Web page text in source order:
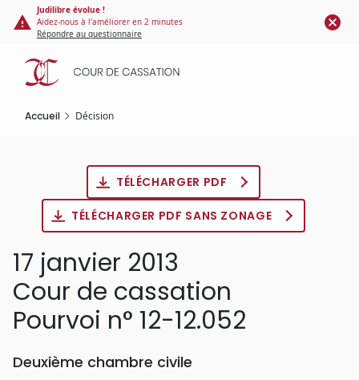
Panneau de gestion des cookies
contenu
principal
Judilibre évolue !
Aidez-nous à l'améliorer en 2 minutes
Répondre au questionnaire
Accueil Décision
TÉLÉCHARGER PDF
TÉLÉCHARGER PDF SANS ZONAGE
17 janvier 2013
Cour de cassation
Pourvoi n° 12-12.052
Deuxième chambre civile